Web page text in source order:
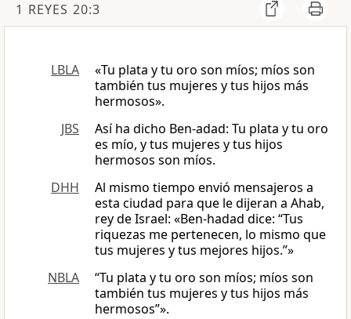
1 REYES 20:3
LBLA
«Tu plata y tu oro son míos; míos son
también tus mujeres y tus hijos más
hermosos».
JBS
Así ha dicho Ben-adad: Tu plata y tu oro
es mío, y tus mujeres y tus hijos
hermosos son míos.
DHH
Al mismo tiempo envió mensajeros a
esta ciudad para que le dijeran a Ahab,
rey de Israel: «Ben-hadad dice: “Tus
riquezas me pertenecen, lo mismo que
tus mujeres y tus mejores hijos.”»
NBLA
“Tu plata y tu oro son míos; míos son
también tus mujeres y tus hijos más
hermosos”».